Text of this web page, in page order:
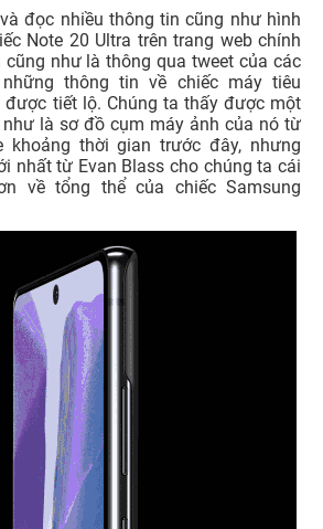
đọc nhiều thông tin cũng như hình
Note 20 Ultra trên trang web chính
như là thông qua tweet của các
những thông tin về chiếc máy tiêu
tiết lộ. Chúng ta thấy được một
là sơ đồ cụm máy ảnh của nó từ
khoảng thời gian trước đây, nhưng
nhất từ Evan Blass cho chúng ta cái
về tổng thể của chiếc Samsung